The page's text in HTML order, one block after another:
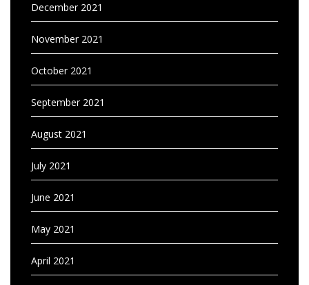
December 2021
November 2021
October 2021
September 2021
August 2021
July 2021
June 2021
May 2021
April 2021